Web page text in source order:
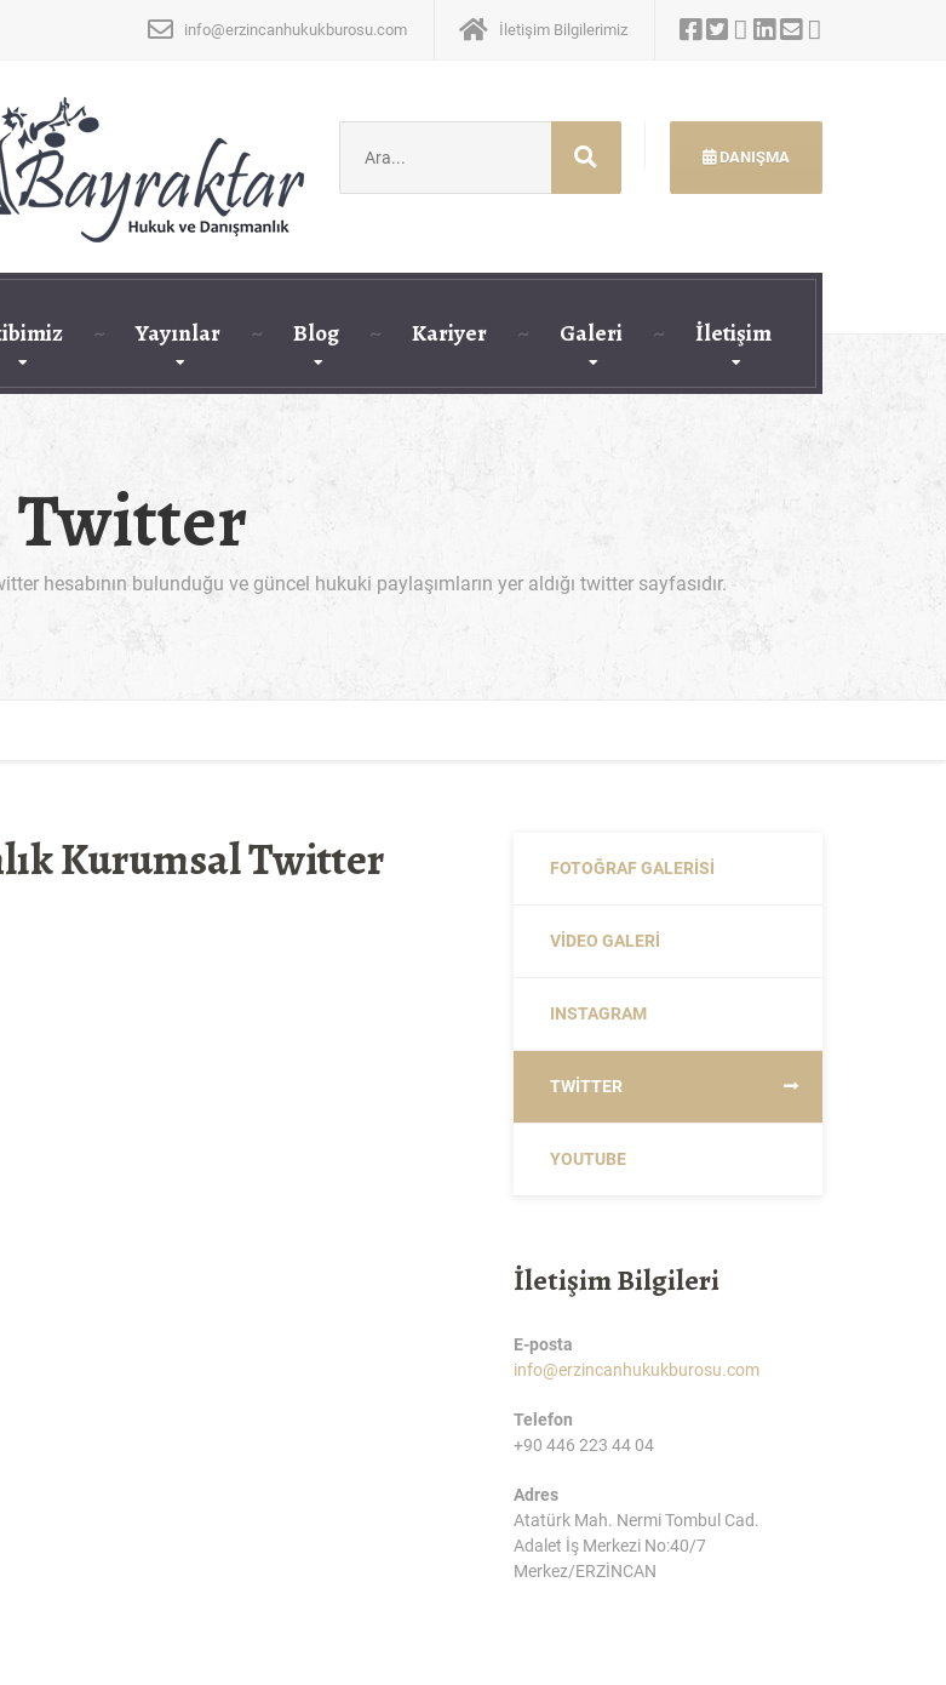
info@erzincanhukukburosu.com İletişim Bilgilerimiz
ara:
DANIŞMA
Yayınlar Blog Kariyer Galeri İletişim
Twitter
hesabının bulunduğu ve güncel hukuki paylaşımların yer aldığı twitter sayfasıdır.
Kurumsal Twitter
FOTOĞRAF GALERISI
VIDEO GALERI
INSTAGRAM
TWITTER
YOUTUBE
İletişim Bilgileri
E-posta
info@erzincanhukukburosu.com
Telefon
+90 446 223 44 04
Adres
Atatürk Mah. Nermi Tombul Cad.
Adalet İş Merkezi No:40/7
Merkez/ERZİNCAN